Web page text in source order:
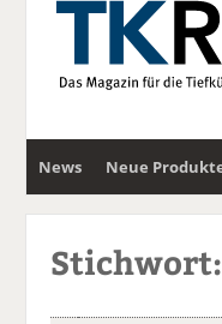
News Neue